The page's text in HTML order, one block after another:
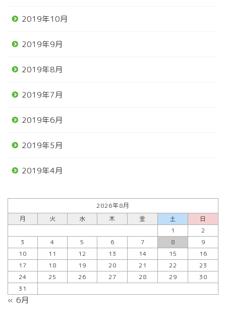
2019年10月
2019年9月
2019年8月
2019年7月
2019年6月
2019年5月
2019年4月
2026年8月
月
火 水 木 金 土
日
1
2
3
4 5 6 7 8
9
10
11 12 13 14 15
16
17
18 19 20 21 22
23
24
25 26 27 28 29
30
31
« 6月